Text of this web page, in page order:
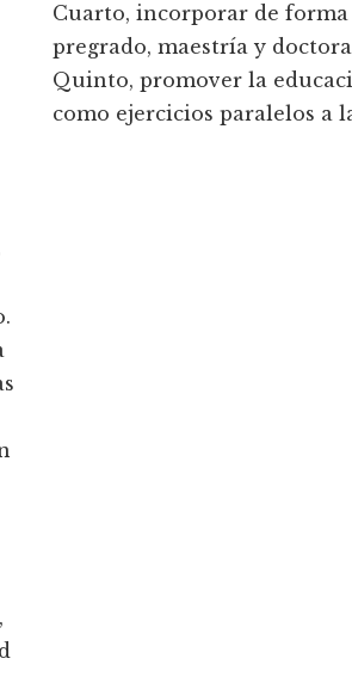
Cuarto, incorporar de
pregrado, maestría y
Quinto, promover la
como ejercicios paralelos a